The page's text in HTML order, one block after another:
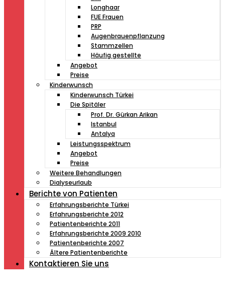
Longhaar
FUE Frauen
PRP
Augenbrauenpflanzung
Stammzellen
Häufig gestellte
Angebot
Preise
Kinderwunsch
Kinderwunsch Türkei
Die Spitäler
Prof. Dr. Gürkan Arikan
Istanbul
Antalya
Leistungsspektrum
Angebot
Preise
Weitere Behandlungen
Dialyseurlaub
Berichte von Patienten
Erfahrungsberichte Türkei
Erfahrungsberichte 2012
Patientenberichte 2011
Erfahrungsberichte 2009 2010
Patientenberichte 2007
Ältere Patientenberichte
Kontaktieren Sie uns